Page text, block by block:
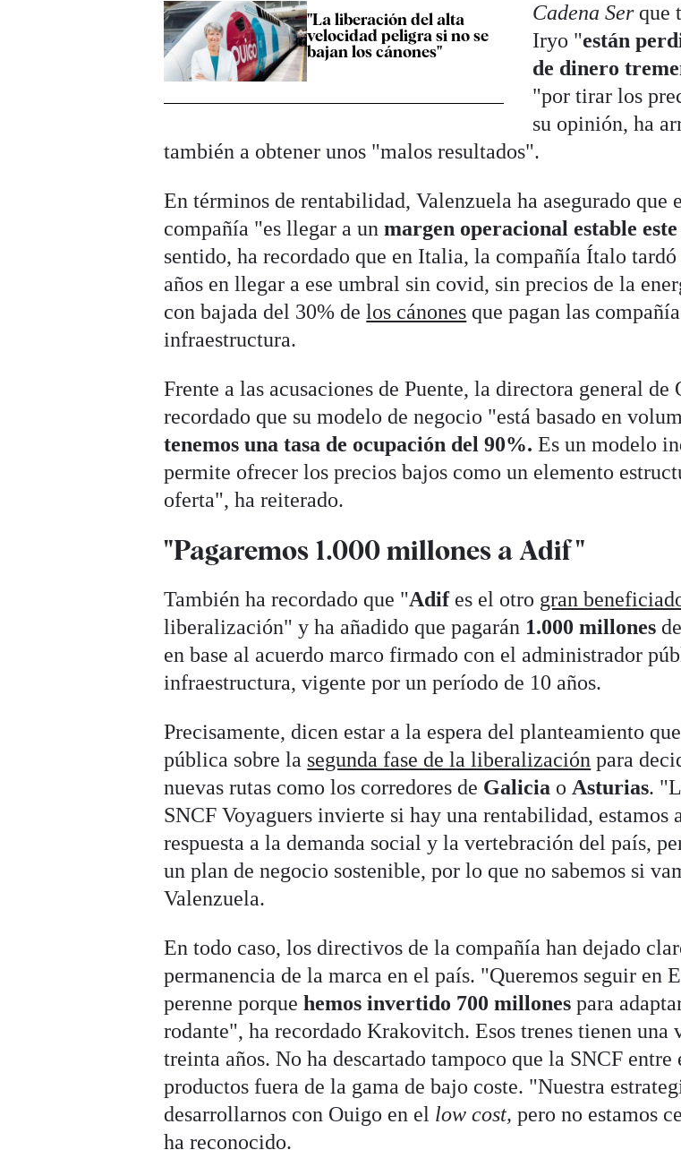
"La liberación del alta
velocidad peligra si no se
bajan los cánones"
Cadena Serque
Iryo "están
de dinero
"por tirar los
su opinión, ha
también a obtener unos "malos resultados".
En términos de rentabilidad, Valenzuela ha asegurado que
compañía "es llegar a unmargen operacional estable
sentido, ha recordado que en Italia, la compañía Ítalo
años en llegar a ese umbral sin covid, sin precios de la
con bajada del 30% delos cánones que pagan las
infraestructura.
Frente a las acusaciones de Puente, la directora general de
recordado que su modelo de negocio "está basado en
tenemos una tasa de ocupación del 90%. Es un modelo
permite ofrecer los precios bajos como un elemento
oferta", ha reiterado.
"Pagaremos 1.000 millones a Adif"
También ha recordado que "Adifes el otro gran
liberalización" y ha añadido que pagarán 1.000 millones
en base al acuerdo marco firmado con el administrador
infraestructura, vigente por un período de 10 años.
Precisamente, dicen estar a la espera del planteamiento
pública sobre la segunda fase de la liberalización para
nuevas rutas como los corredores de Galicia o Asturias.
SNCF Voyaguers invierte si hay una rentabilidad, estamos
respuesta a la demanda social y la vertebración del país,
un plan de negocio sostenible, por lo que no sabemos si
Valenzuela.
En todo caso, los directivos de la compañía han dejado
permanencia de la marca en el país. "Queremos seguir en
perenne porquehemos invertido 700 millones para
rodante", ha recordado Krakovitch. Esos trenes tienen una
treinta años. No ha descartado tampoco que la SNCF entre
productos fuera de la gama de bajo coste. "Nuestra
desarrollarnos con Ouigo en el low cost, pero no estamos
ha reconocido.